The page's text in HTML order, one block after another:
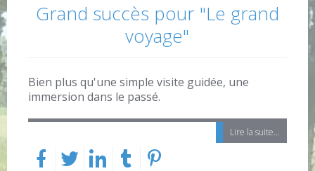
Grand succès pour "Le grand
voyage"
Bien plus qu'une simple visite guidée, une
immersion dans le passé.
Lire la suite...